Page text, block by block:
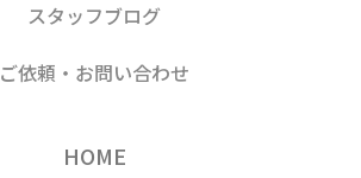
スタッフブログ
ご依頼・お問い合わせ
HOME